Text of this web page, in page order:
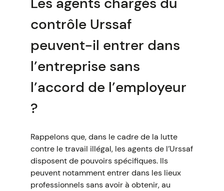
contrôle Urssaf
peuvent-il entrer dans
l’entreprise sans
l’accord de l’employeur
?
Rappelons que, dans le cadre de la lutte
contre le travail illégal, les agents de l’Urssaf
disposent de pouvoirs spécifiques. Ils
peuvent notamment entrer dans les lieux
professionnels sans avoir à obtenir, au